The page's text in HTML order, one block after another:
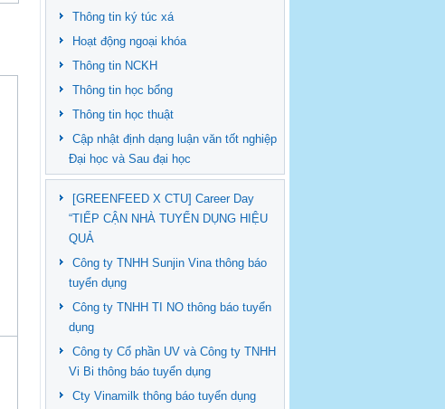
Thông tin ký túc xá
Hoạt động ngoại khóa
Thông tin NCKH
Thông tin học bổng
Thông tin học thuật
Cập nhật định dạng luận văn tốt nghiệp
Đại học và Sau đại học
[GREENFEED X CTU] Career Day
“TIẾP CẬN NHÀ TUYỂN DỤNG HIỆU
QUẢ
Công ty TNHH Sunjin Vina thông báo
tuyển dụng
Công ty TNHH TI NO thông báo tuyển
dụng
Công ty Cổ phần UV và Công ty TNHH
Vi Bi thông báo tuyển dụng
Cty Vinamilk thông báo tuyển dụng